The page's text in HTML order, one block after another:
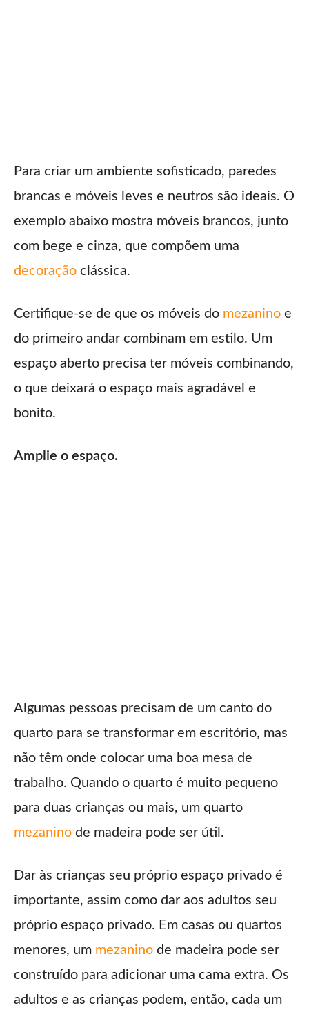
Para criar um ambiente sofisticado, paredes
brancas e móveis leves e neutros são ideais. O
exemplo abaixo mostra móveis brancos, junto
com bege e cinza, que compõem uma
decoração clássica.
Certifique-se de que os móveis do mezanino e
do primeiro andar combinam em estilo. Um
espaço aberto precisa ter móveis combinando,
o que deixará o espaço mais agradável e
bonito.
Amplie o espaço.
Algumas pessoas precisam de um canto do
quarto para se transformar em escritório, mas
não têm onde colocar uma boa mesa de
trabalho. Quando o quarto é muito pequeno
para duas crianças ou mais, um quarto
mezanino de madeira pode ser útil.
Dar às crianças seu próprio espaço privado é
importante, assim como dar aos adultos seu
próprio espaço privado. Em casas ou quartos
menores, um mezanino de madeira pode ser
construído para adicionar uma cama extra. Os
adultos e as crianças podem, então, cada um